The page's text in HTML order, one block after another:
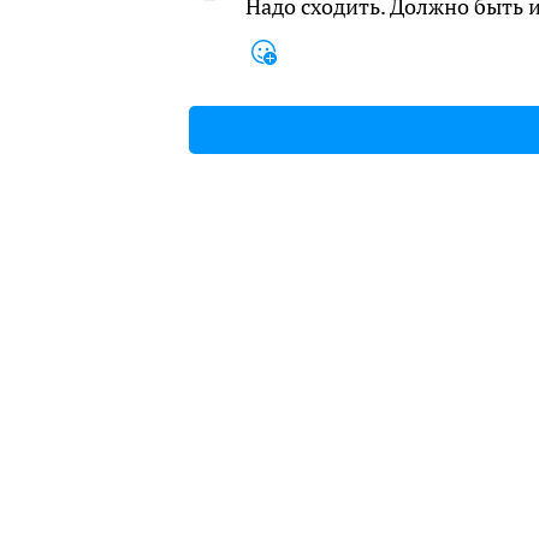
Надо сходить. Должно быть